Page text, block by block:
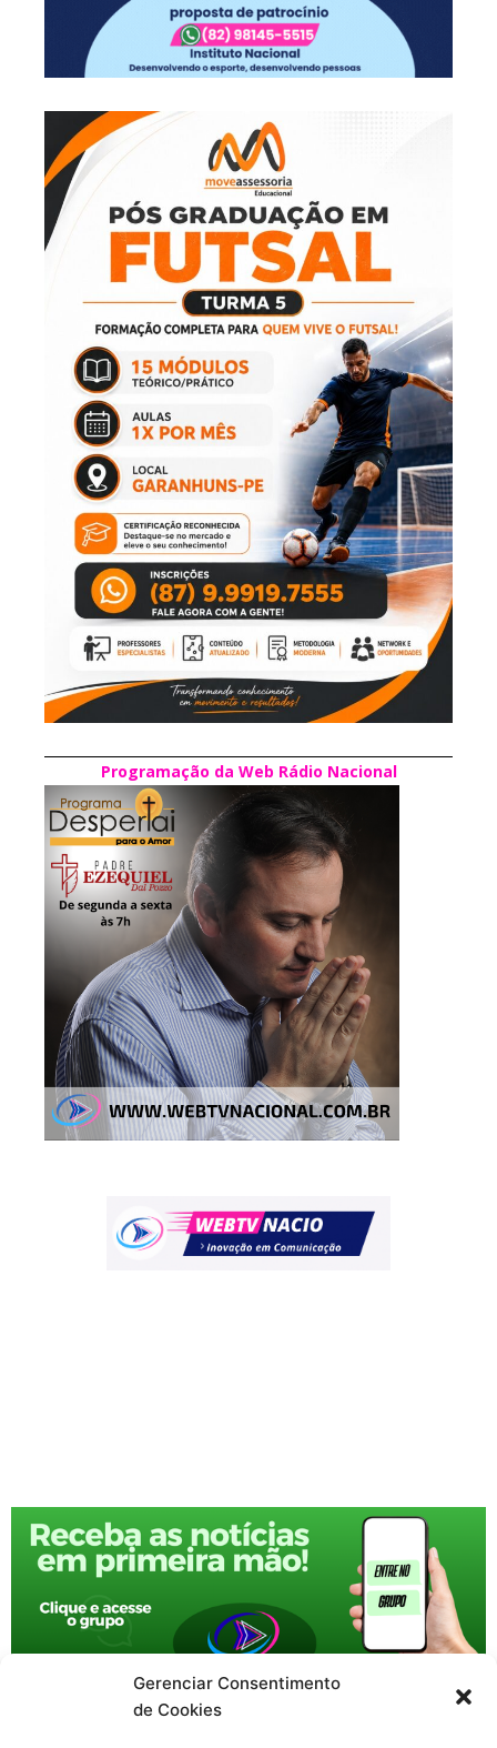
Gerenciar Consentimento
de Cookies
Programação da Web Rádio Nacional